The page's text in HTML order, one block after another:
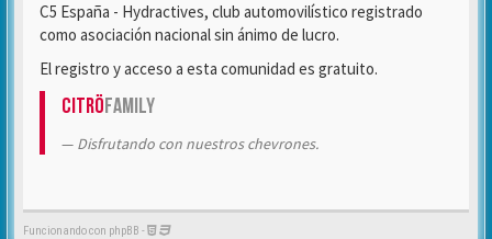
C5 España - Hydractives, club automovilístico registrado
como asociación nacional sin ánimo de lucro.
El registro y acceso a esta comunidad es gratuito.
CitröFamily
Disfrutando con nuestros chevrones.
Funcionando con phpBB -